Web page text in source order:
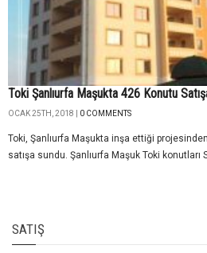
Toki Şanlıurfa Maşukta 426 Konutu
OCAK 25TH, 2018 | 0 COMMENTS
Toki, Şanlıurfa Maşukta inşa ettiği
satışa sundu. Şanlıurfa Maşuk Toki konutları
SATIŞ